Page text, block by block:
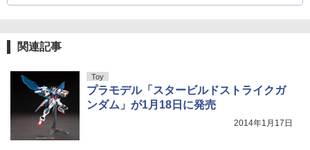
関連記事
Toy
プラモデル「スタービルドストライクガ
ンダム」が1月18日に発売
2014年1月17日